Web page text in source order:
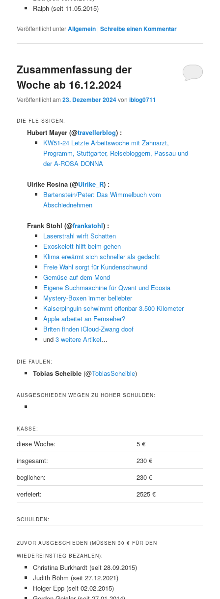
Ralph (seit 11.05.2015)
Veröffentlicht unterAllgemein |Schreibe einen Kommentar
Zusammenfassung der
Woche ab 16.12.2024
Veröffentlicht am23. Dezember 2024voniblog0711
DIE FLEISSIGEN:
Hubert Mayer(@travellerblog) :
KW51-24 Letzte Arbeitswoche mit Zahnarzt,
Programm, Stuttgarter, Reisebloggern, Passau und
der A-ROSA DONNA
Ulrike Rosina(@Ulrike_R) :
Bartenstein/Peter: Das Wimmelbuch vom
Abschiednehmen
Frank Stohl(@frankstohl) :
Laserstrahl wirft Schatten
Exoskelett hilft beim gehen
Klima erwärmt sich schneller als gedacht
Freie Wahl sorgt für Kundenschwund
Gemüse auf dem Mond
Eigene Suchmaschine für Qwant und Ecosia
Mystery-Boxen immer beliebter
Kaiserpinguin schwimmt offenbar 3.500 Kilometer
Apple arbeitet an Fernseher?
Briten finden iCloud-Zwang doof
und 3 weitere Artikel…
DIE FAULEN:
Tobias Scheible (@TobiasScheible)
AUSGESCHIEDEN WEGEN ZU HOHER SCHULDEN:
KASSE:
diese Woche:
5 €
insgesamt:
230 €
beglichen:
230 €
verfeiert:
2525 €
SCHULDEN:
ZUVOR AUSGESCHIEDEN (MÜSSEN 30 € FÜR DEN
WIEDEREINSTIEG BEZAHLEN):
Christina Burkhardt (seit 28.09.2015)
Judith Böhm (seit 27.12.2021)
Holger Epp (seit 02.02.2015)